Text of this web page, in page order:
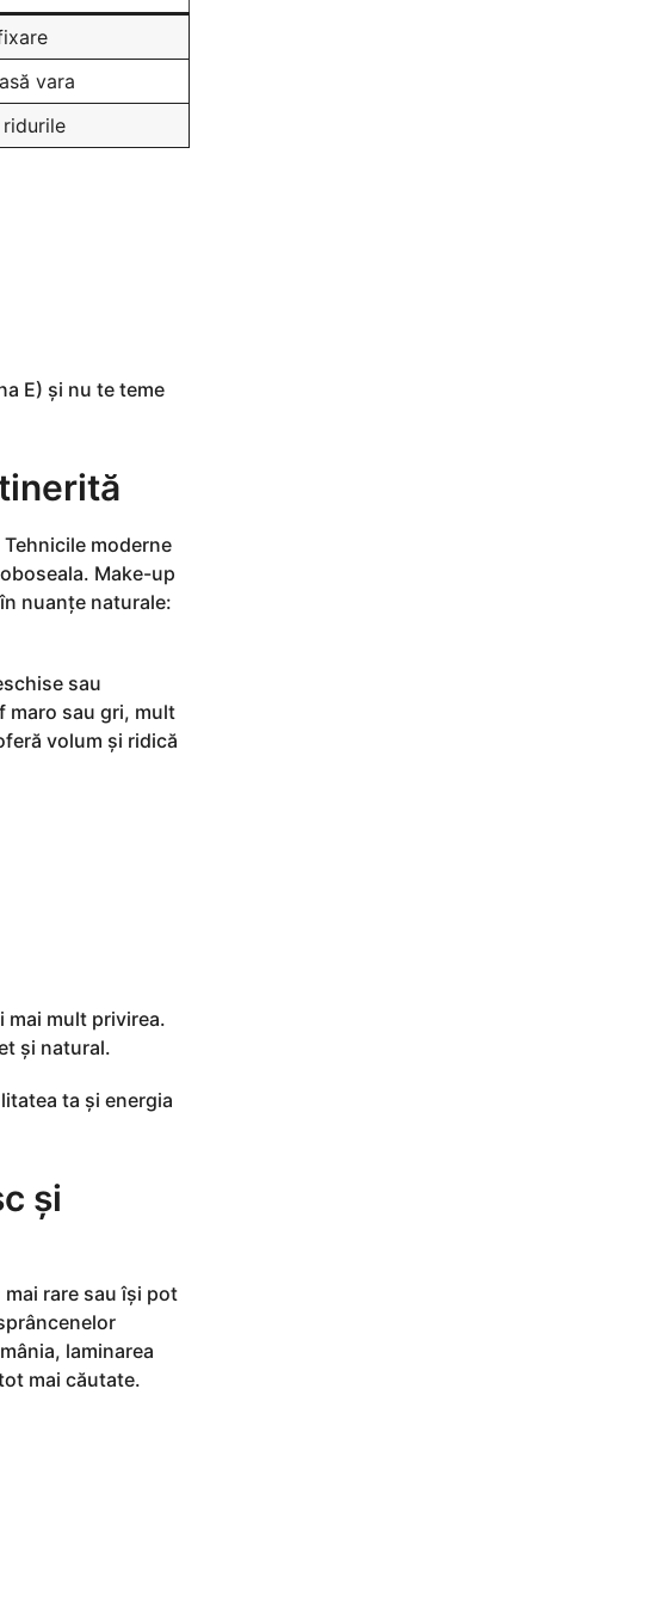
vara
E) și nu te teme
moderne
Make-up
nuanțe naturale:
sau
maro sau gri, mult
volum și ridică
mai mult privirea.
și natural.
ta și energia
și
rare sau își pot
laminarea
mai căutate.